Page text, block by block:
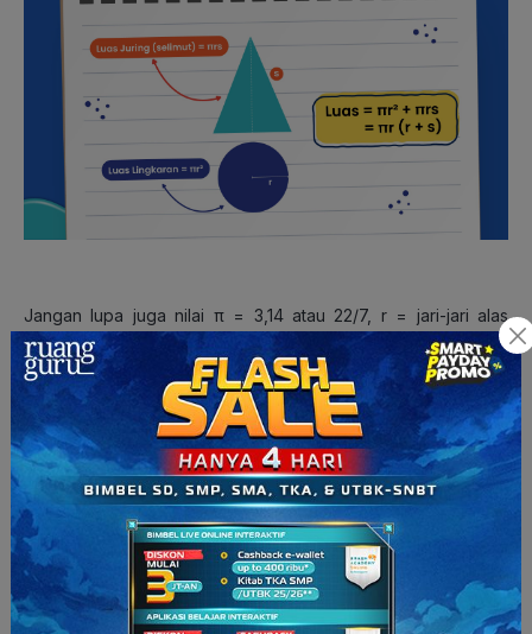
Jangan lupa juga nilai π = 3,14 atau 22/7, r = jari-jari alas
kerucut, dan s = garis pelukis kerucut.
Kalau misalnya kamu udah lupa banget sama rumus luas
permukaan kerucut, yaudah kamu bisa bayangin kerucut
yang diiris tegak salah 1 bagiannya dari puncak sampai alas,
inget yadiiris tegak bukan melintang.
Nah, nanti tinggal dijumlahkan luas dari kedua bangun itu, jadi
lebih gampang kan ingetnya?
Contoh Soal Luas Permukaan Kerucut